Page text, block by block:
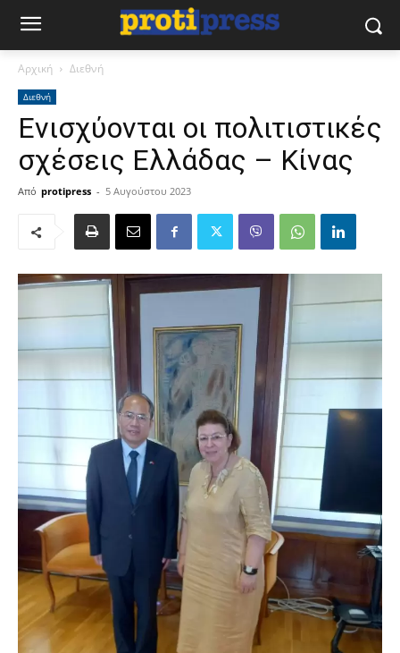
Αρχική Διεθνή
Διεθνή
Ενισχύονται οι πολιτιστικές
σχέσεις Ελλάδας – Κίνας
Από protipress - 5 Αυγούστου 2023